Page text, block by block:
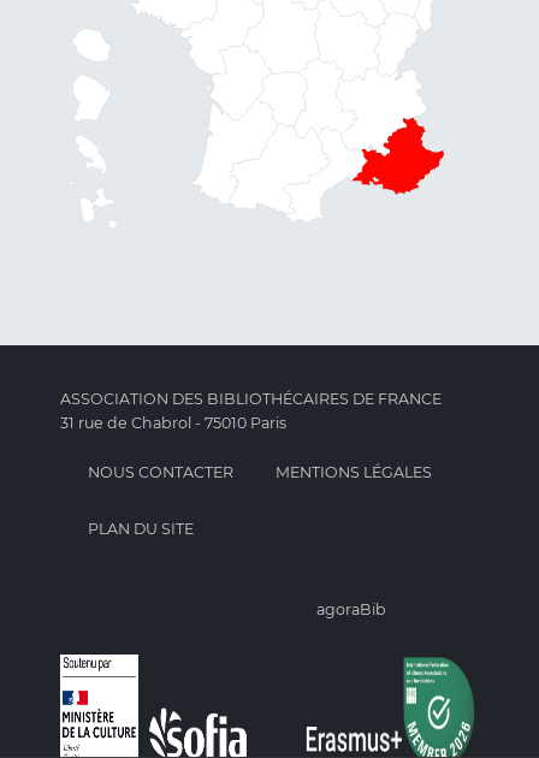
ASSOCIATION DES BIBLIOTHÉCAIRES DE FRANCE
31 rue de Chabrol - 75010 Paris
NOUS CONTACTER MENTIONS LÉGALES
PLAN DU SITE
agoraBib